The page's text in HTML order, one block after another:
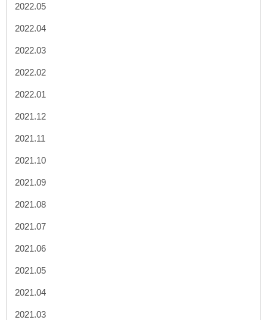
2022.05
2022.04
2022.03
2022.02
2022.01
2021.12
2021.11
2021.10
2021.09
2021.08
2021.07
2021.06
2021.05
2021.04
2021.03